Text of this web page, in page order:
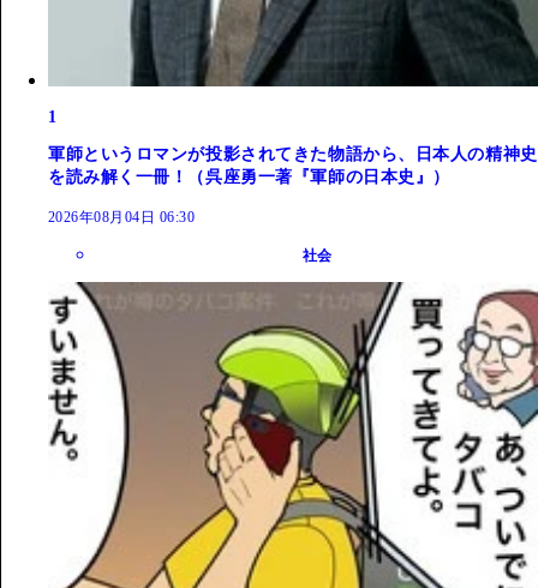
1
軍師というロマンが投影されてきた物語から、日本人の精神史
を読み解く一冊！（呉座勇一著『軍師の日本史』）
2026年08月04日 06:30
社会